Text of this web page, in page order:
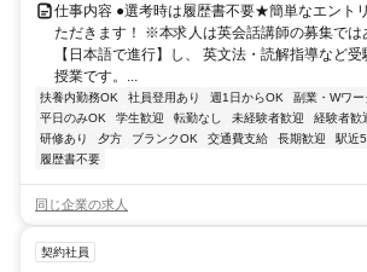
仕事内容 ●選考時は履歴書不要★簡単なエント
ただきます！ ※本求人は英会話講師の募集で
【日本語で進行】し、 英文法・読解指導など
授業です。...
扶養内勤務OK 社員登用あり 週1日からOK 副業・Wワー
平日のみOK
学生歓迎 転勤なし 未経験者歓迎 経験者歓
研修あり
夕方 ブランクOK 交通費支給 長期歓迎 駅近
履歴書不要
同じ企業の求人
契約社員